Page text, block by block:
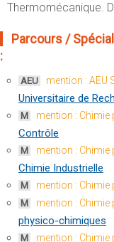
Thermomécanique.
Parcours /
:
AEU mention : AEU
Universitaire de
M mention : Chimie
Contrôle
M mention : Chimie
Chimie Industrielle
M mention : Chimie
M mention : Chimie
physico-chimiques
M mention : Chimie